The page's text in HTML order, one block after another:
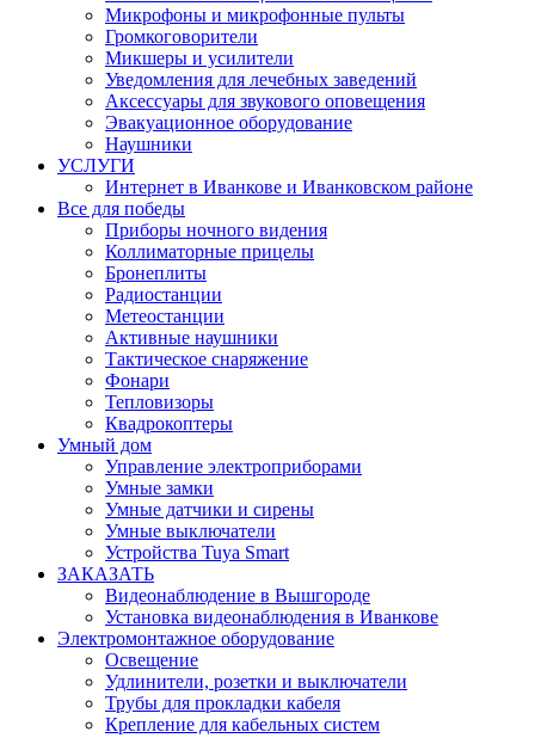
Микрофоны и микрофонные пульты
Громкоговорители
Микшеры и усилители
Уведомления для лечебных заведений
Аксессуары для звукового оповещения
Эвакуационное оборудование
Наушники
УСЛУГИ
Интернет в Иванкове и Иванковском районе
Все для победы
Приборы ночного видения
Коллиматорные прицелы
Бронеплиты
Радиостанции
Метеостанции
Активные наушники
Тактическое снаряжение
Фонари
Тепловизоры
Квадрокоптеры
Умный дом
Управление электроприборами
Умные замки
Умные датчики и сирены
Умные выключатели
Устройства Tuya Smart
ЗАКАЗАТЬ
Видеонаблюдение в Вышгороде
Установка видеонаблюдения в Иванкове
Электромонтажное оборудование
Освещение
Удлинители, розетки и выключатели
Трубы для прокладки кабеля
Крепление для кабельных систем